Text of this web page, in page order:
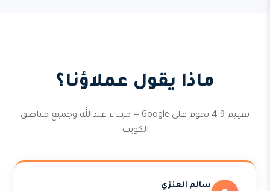
ماذا يقول عملاؤنا؟
تقييم 4.9 نجوم على Google — ميناء عبدالله وجميع مناطق
الكويت
سالم العنزي